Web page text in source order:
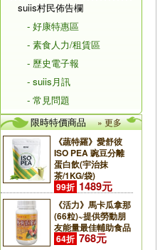
suiis村民佈告欄
- 好康特惠區
- 素食人力/租賃區
- 歷史電子報
- suiis月訊
- 常見問題
限時特價商品
» 更多
《蔬特羅》愛舒彼
ISO PEA 豌豆分離
蛋白飲(宇治抹
茶/1KG/袋)
99折 1489元
《活力》馬卡瓜拿那
(66粒)~提供勞動朋
友能量最佳輔助食品
64折 768元